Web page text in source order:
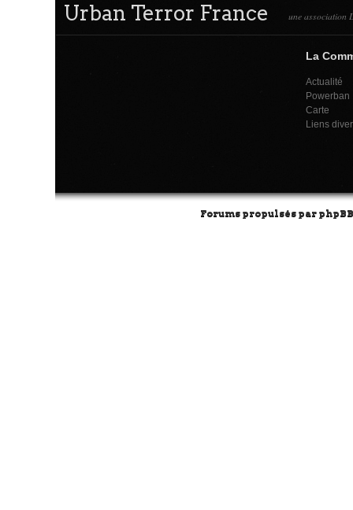
Urban Terror France une association
La
Actualité
Powerban
Carte
Liens
Forums propulsés par phpBB